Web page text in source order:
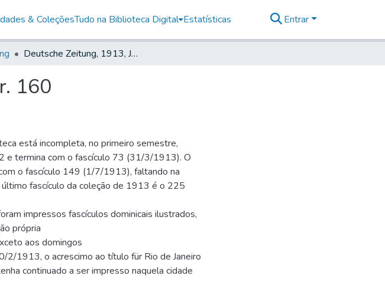
& ColeçõesTudo na Biblioteca Digital Estatísticas Entrar
Deutsche Zeitung, 1913, Jahrg. XVII, nr. 160
160
está incompleta, no primeiro semestre,
e termina com o fascículo 73 (31/3/1913). O
o fascículo 149 (1/7/1913), faltando na
fascículo da coleção de 1913 é o 225
impressos fascículos dominicais ilustrados,
própria
aos domingos
2/1913, o acrescimo ao título für Rio de Janeiro
continuado a ser impresso naquela cidade